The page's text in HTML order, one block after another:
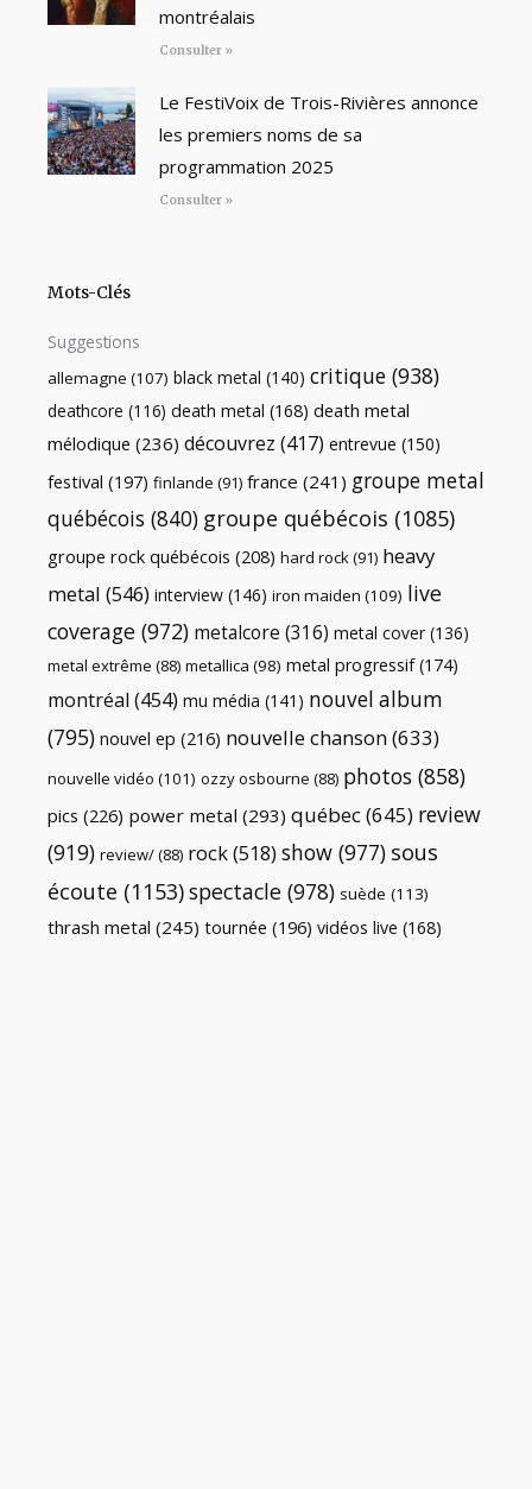
montréalais
Consulter »
Le FestiVoix de Trois-Rivières annonce
les premiers noms de sa
programmation 2025
Consulter »
Mots-Clés
Suggestions
allemagne (107) black metal (140) critique (938)
deathcore (116) death metal (168) death metal
mélodique (236) découvrez (417) entrevue (150)
festival (197) finlande (91) france (241) groupe metal
québécois (840) groupe québécois (1085)
groupe rock québécois (208) hard rock(91) heavy
metal (546) interview (146) iron maiden (109) live
coverage (972) metalcore (316) metal cover (136)
metal extrême (88) metallica (98) metal progressif(174)
montréal (454) mu média (141) nouvel album
(795) nouvel ep (216) nouvelle chanson(633)
nouvelle vidéo (101) ozzy osbourne (88) photos (858)
pics (226) power metal (293) québec(645) review
(919) review/(88) rock(518) show (977) sous
écoute (1153)spectacle (978) suède (113)
thrash metal (245) tournée (196) vidéos live (168)